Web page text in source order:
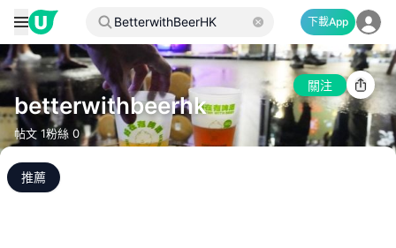
下載App
betterwithbeerhk
帖文 1粉絲 0
關注
推薦